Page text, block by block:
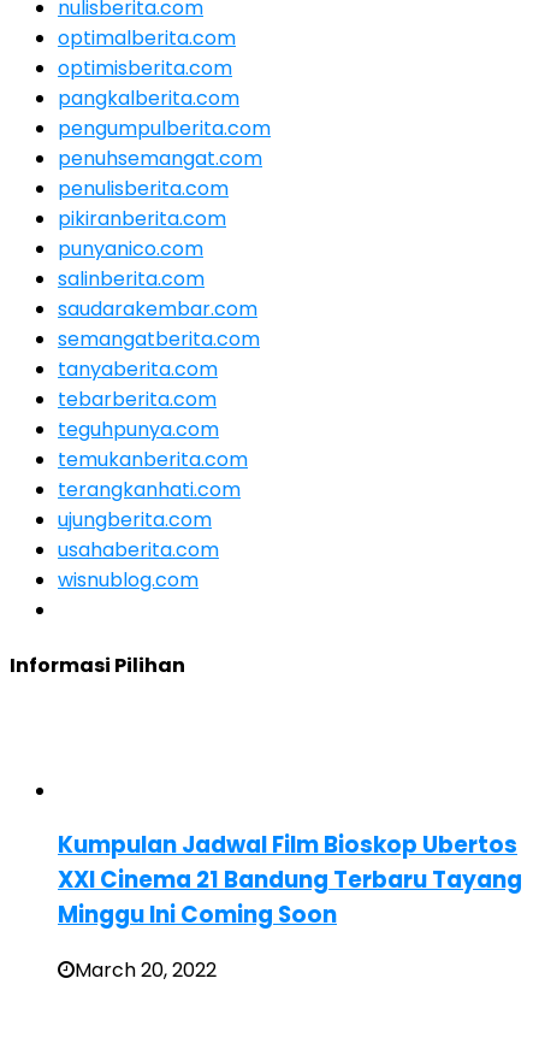
nulisberita.com
optimalberita.com
optimisberita.com
pangkalberita.com
pengumpulberita.com
penuhsemangat.com
penulisberita.com
pikiranberita.com
punyanico.com
salinberita.com
saudarakembar.com
semangatberita.com
tanyaberita.com
tebarberita.com
teguhpunya.com
temukanberita.com
terangkanhati.com
ujungberita.com
usahaberita.com
wisnublog.com
Informasi Pilihan
Kumpulan Jadwal Film Bioskop Ubertos
XXI Cinema 21 Bandung Terbaru Tayang
Minggu Ini Coming Soon
March 20, 2022